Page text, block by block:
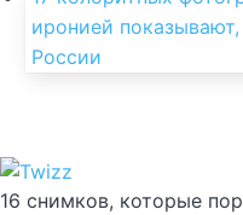
иронией
России
16 снимков, которые